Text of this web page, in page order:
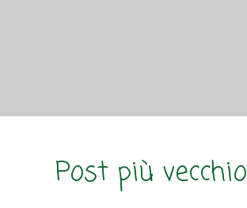
Post più vecchio